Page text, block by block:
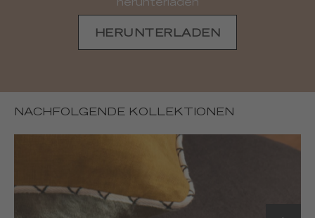
herunterladen
HERUNTERLADEN
NACHFOLGENDE KOLLEKTIONEN